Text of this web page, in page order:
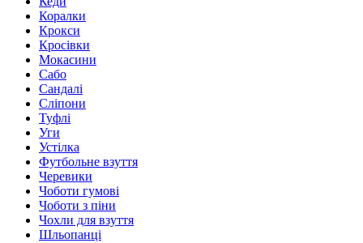
Коралки
Крокси
Кросівки
Мокасини
Сабо
Сандалі
Сліпони
Туфлі
Уги
Устілка
Футбольне взуття
Черевики
Чоботи гумові
Чоботи з піни
Чохли для взуття
Шльопанці